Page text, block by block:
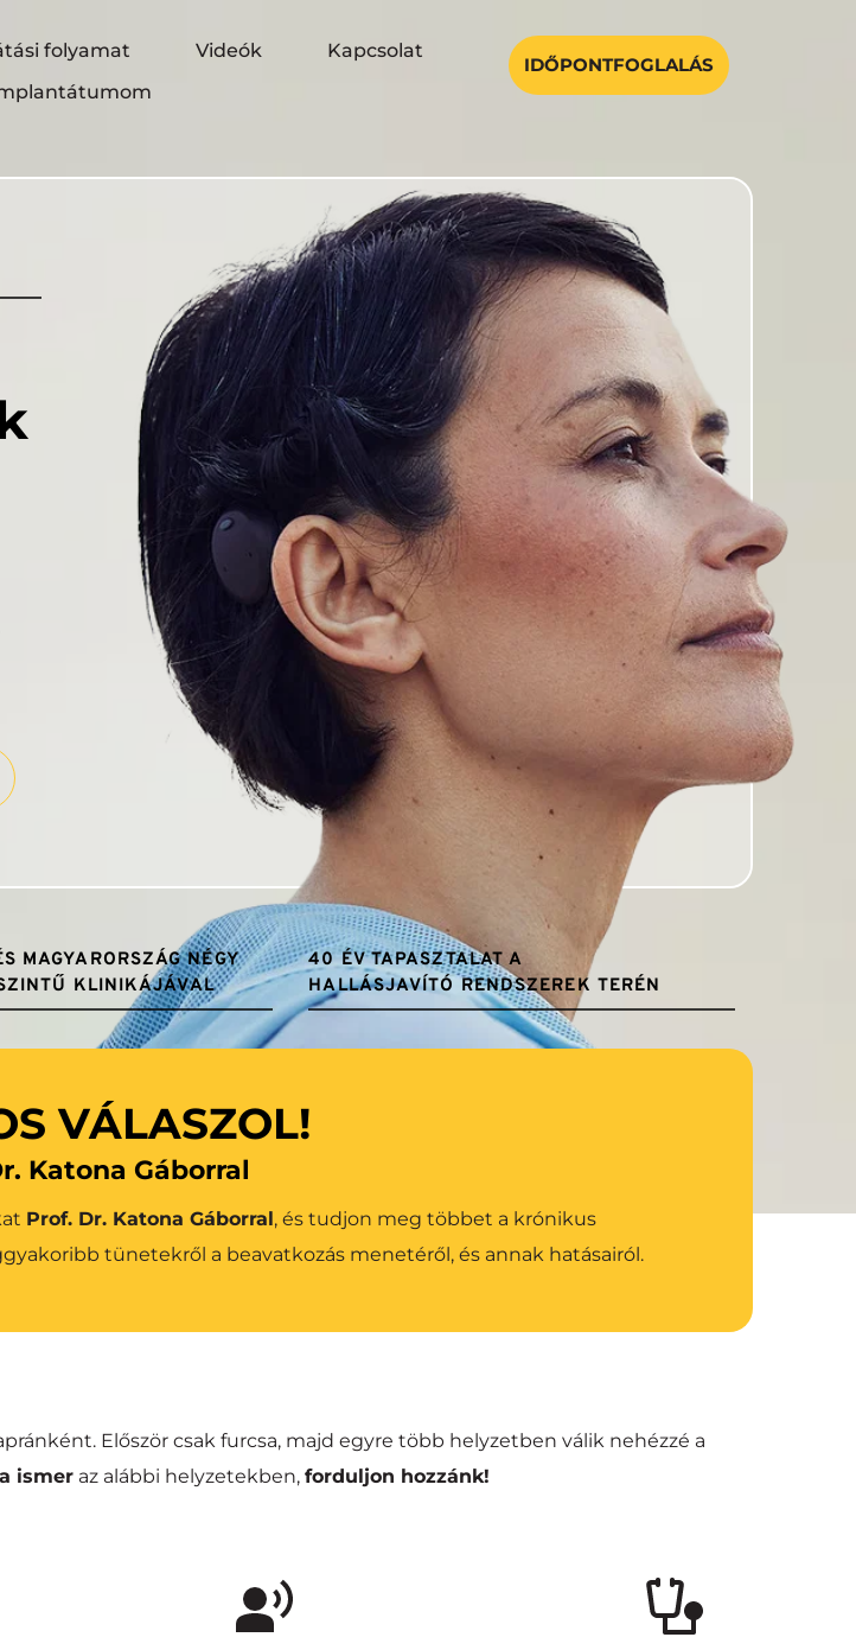
folyamat Videók
Kapcsolat
IDŐPONTFOGLALÁS
MAGYARORSZÁG NÉGY
KLINIKÁJÁVAL
40 ÉV TAPASZTALAT A
HALLÁSJAVÍTÓ RENDSZEREK TERÉN
VÁLASZOL!
Katona Gáborral
Prof. Dr. Katona Gáborral, és tudjon meg többet a krónikus
tünetekről a beavatkozás menetéről, és annak hatásairól.
Először csak furcsa, majd egyre több helyzetben válik nehézzé a
ismer az alábbi helyzetekben, forduljon hozzánk!